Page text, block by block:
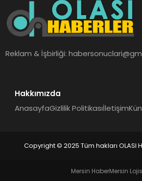
Reklam & İşbirliği:
Hakkımızda
AnasayfaGizlilik Politikasıİletişim
Copyright © 2025 Tüm hakları OLASI
Mersin HaberMersin